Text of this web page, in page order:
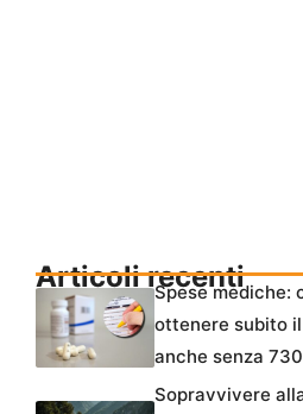
Articoli recenti
Spese mediche:
ottenere subito
anche senza 730
Sopravvivere